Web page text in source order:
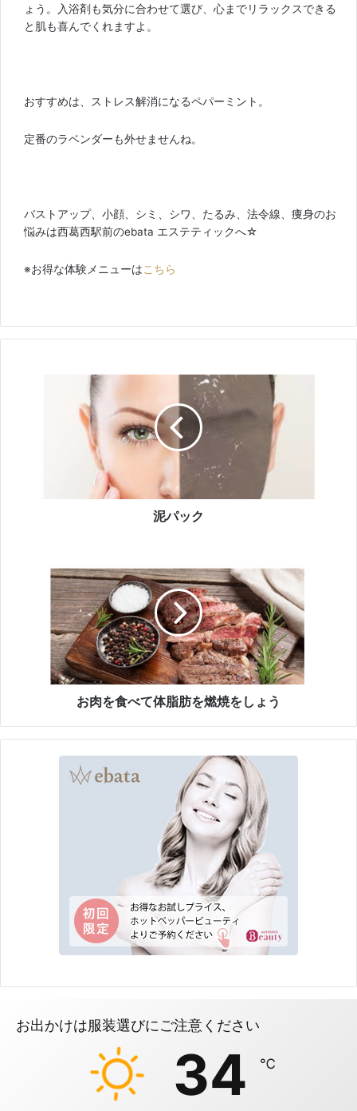
ょう。入浴剤も気分に合わせて選び、心までリラックスできる
と肌も喜んでくれますよ。
おすすめは、ストレス解消になるペパーミント。
定番のラベンダーも外せませんね。
バストアップ、小顔、シミ、シワ、たるみ、法令線、痩身のお
悩みは西葛西駅前のebata エステティックへ☆
※お得な体験メニューはこちら
泥パック
お肉を食べて体脂肪を燃焼をしょう
お出かけは服装選びにご注意ください
34 ℃